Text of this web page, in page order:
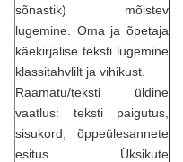
sõnastik) mõistev
lugemine. Oma ja õpetaja
käekirjalise teksti lugemine
klassitahvlilt ja vihikust.
Raamatu/teksti üldine
vaatlus: teksti paigutus,
sisukord, õppeülesannete
esitus. Üksikute